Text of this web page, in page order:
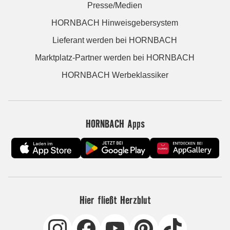
Presse/Medien
HORNBACH Hinweisgebersystem
Lieferant werden bei HORNBACH
Marktplatz-Partner werden bei HORNBACH
HORNBACH Werbeklassiker
HORNBACH Apps
Hier fließt Herzblut